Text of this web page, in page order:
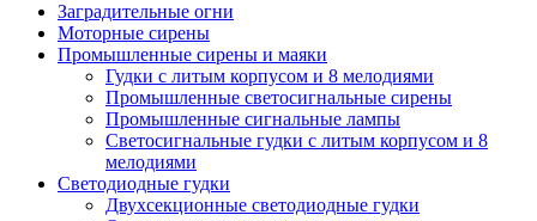
Заградительные огни
Моторные сирены
Промышленные сирены и маяки
Гудки с литым корпусом и 8 мелодиями
Промышленные светосигнальные сирены
Промышленные сигнальные лампы
Светосигнальные гудки с литым корпусом и 8
мелодиями
Светодиодные гудки
Двухсекционные светодиодные гудки